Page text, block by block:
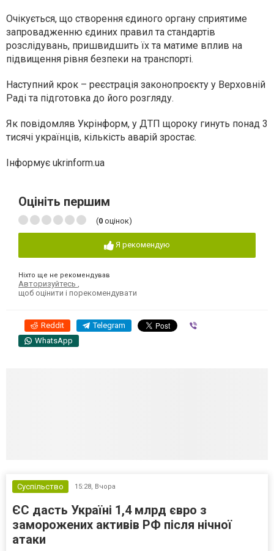
Очікується, що створення єдиного органу сприятиме
запровадженню єдиних правил та стандартів
розслідувань, пришвидшить їх та матиме вплив на
підвищення рівня безпеки на транспорті.
Наступний крок – реєстрація законопроєкту у Верховній
Раді та підготовка до його розгляду.
Як повідомляв Укрінформ, у ДТП щороку гинуть понад 3
тисячі українців, кількість аварій зростає.
Інформує ukrinform.ua
Оцініть першим
(0 оцінок)
Я рекомендую
Ніхто ще не рекомендував
Авторизуйтесь ,
щоб оцінити і порекомендувати
Reddit Telegram
WhatsApp
Суспільство 15:28, Вчора
ЄС дасть Україні 1,4 млрд євро з
заморожених активів РФ після нічної
атаки